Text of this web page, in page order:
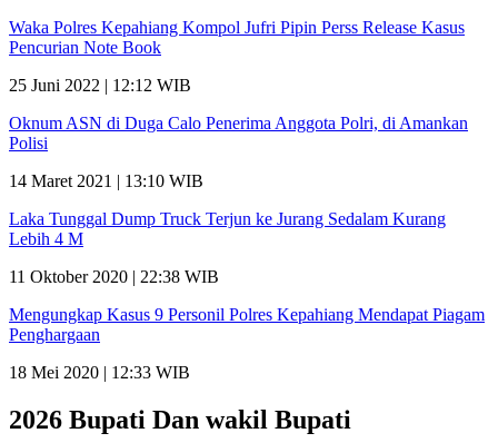
Waka Polres Kepahiang Kompol Jufri Pipin Perss Release Kasus
Pencurian Note Book
25 Juni 2022 | 12:12 WIB
Oknum ASN di Duga Calo Penerima Anggota Polri, di Amankan
Polisi
14 Maret 2021 | 13:10 WIB
Laka Tunggal Dump Truck Terjun ke Jurang Sedalam Kurang
Lebih 4 M
11 Oktober 2020 | 22:38 WIB
Mengungkap Kasus 9 Personil Polres Kepahiang Mendapat Piagam
Penghargaan
18 Mei 2020 | 12:33 WIB
2026 Bupati Dan wakil Bupati